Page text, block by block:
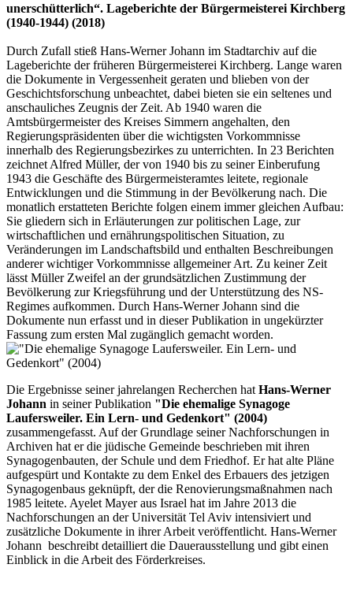
unerschütterlich“. Lageberichte der Bürgermeisterei Kirchberg
(1940-1944) (2018)
Durch Zufall stieß Hans-Werner Johann im Stadtarchiv auf die
Lageberichte der früheren Bürgermeisterei Kirchberg. Lange waren
die Dokumente in Vergessenheit geraten und blieben von der
Geschichtsforschung unbeachtet, dabei bieten sie ein seltenes und
anschauliches Zeugnis der Zeit. Ab 1940 waren die
Amtsbürgermeister des Kreises Simmern angehalten, den
Regierungspräsidenten über die wichtigsten Vorkommnisse
innerhalb des Regierungsbezirkes zu unterrichten. In 23 Berichten
zeichnet Alfred Müller, der von 1940 bis zu seiner Einberufung
1943 die Geschäfte des Bürgermeisteramtes leitete, regionale
Entwicklungen und die Stimmung in der Bevölkerung nach. Die
monatlich erstatteten Berichte folgen einem immer gleichen Aufbau:
Sie gliedern sich in Erläuterungen zur politischen Lage, zur
wirtschaftlichen und ernährungspolitischen Situation, zu
Veränderungen im Landschaftsbild und enthalten Beschreibungen
anderer wichtiger Vorkommnisse allgemeiner Art. Zu keiner Zeit
lässt Müller Zweifel an der grundsätzlichen Zustimmung der
Bevölkerung zur Kriegsführung und der Unterstützung des NS-
Regimes aufkommen. Durch Hans-Werner Johann sind die
Dokumente nun erfasst und in dieser Publikation in ungekürzter
Fassung zum ersten Mal zugänglich gemacht worden.
Die Ergebnisse seiner jahrelangen Recherchen hat Hans-Werner
Johann in seiner Publikation "Die ehemalige Synagoge
Laufersweiler. Ein Lern- und Gedenkort" (2004)
zusammengefasst. Auf der Grundlage seiner Nachforschungen in
Archiven hat er die jüdische Gemeinde beschrieben mit ihren
Synagogenbauten, der Schule und dem Friedhof. Er hat alte Pläne
aufgespürt und Kontakte zu dem Enkel des Erbauers des jetzigen
Synagogenbaus geknüpft, der die Renovierungsmaßnahmen nach
1985 leitete. Ayelet Mayer aus Israel hat im Jahre 2013 die
Nachforschungen an der Universität Tel Aviv intensiviert und
zusätzliche Dokumente in ihrer Arbeit veröffentlicht. Hans-Werner
Johann beschreibt detailliert die Dauerausstellung und gibt einen
Einblick in die Arbeit des Förderkreises.